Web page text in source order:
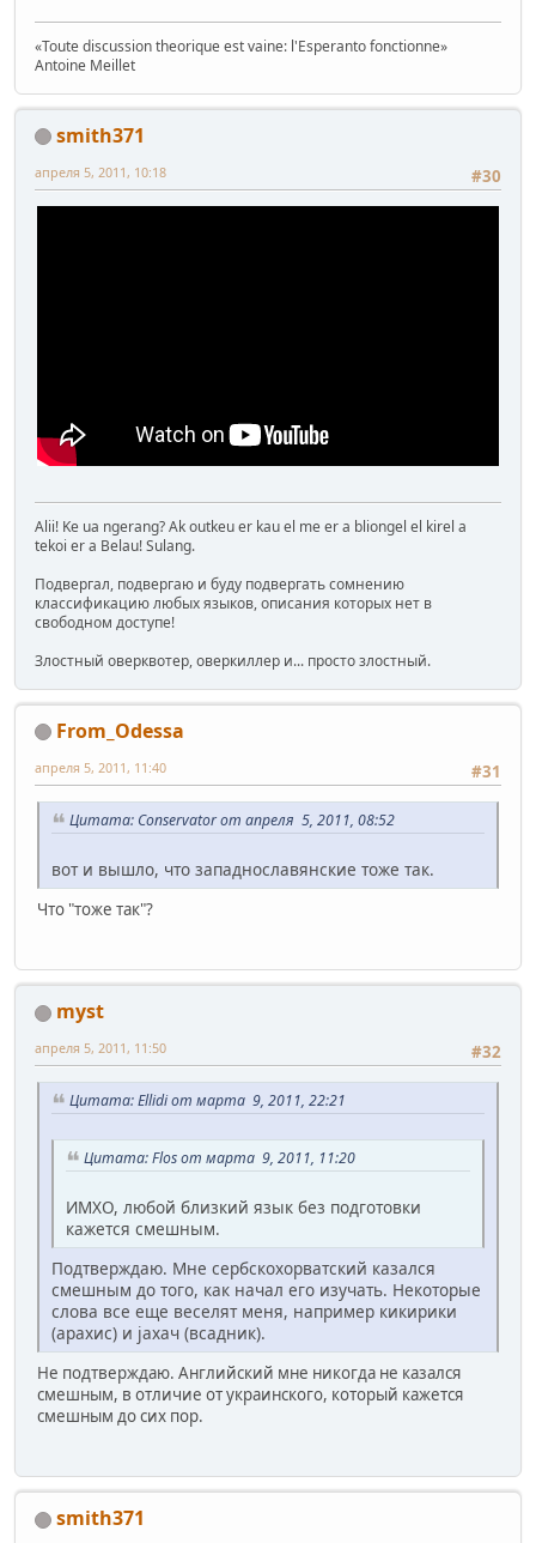
«Toute discussion theorique est vaine: l'Esperanto fonctionne»
Antoine Mеillet
smith371
#30
апреля 5, 2011, 10:18
Alii! Ke ua ngerang? Ak outkeu er kau el me er a bliongel el kirel a
tekoi er a Belau! Sulang.
Подвергал, подвергаю и буду подвергать сомнению
классификацию любых языков, описания которых нет в
свободном доступе!
Злостный оверквотер, оверкиллер и... просто злостный.
From_Odessa
#31
апреля 5, 2011, 11:40
Цитата: Conservator от апреля 5, 2011, 08:52
вот и вышло, что западнославянские тоже так.
Что "тоже так"?
myst
#32
апреля 5, 2011, 11:50
Цитата: Ellidi от марта 9, 2011, 22:21
Цитата: Flos от марта 9, 2011, 11:20
ИМХО, любой близкий язык без подготовки
кажется смешным.
Подтверждаю. Мне сербскохорватский казался
смешным до того, как начал его изучать. Некоторые
слова все еще веселят меня, например кикирики
(арахис) и jахач (всадник).
Не подтверждаю. Английский мне никогда не казался
смешным, в отличие от украинского, который кажется
смешным до сих пор.
smith371